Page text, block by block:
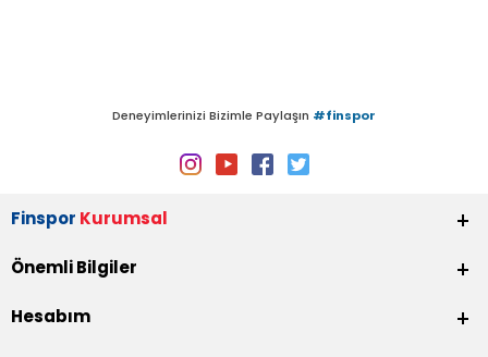
Deneyimlerinizi Bizimle Paylaşın #finspor
Finspor Kurumsal
Önemli Bilgiler
Hesabım